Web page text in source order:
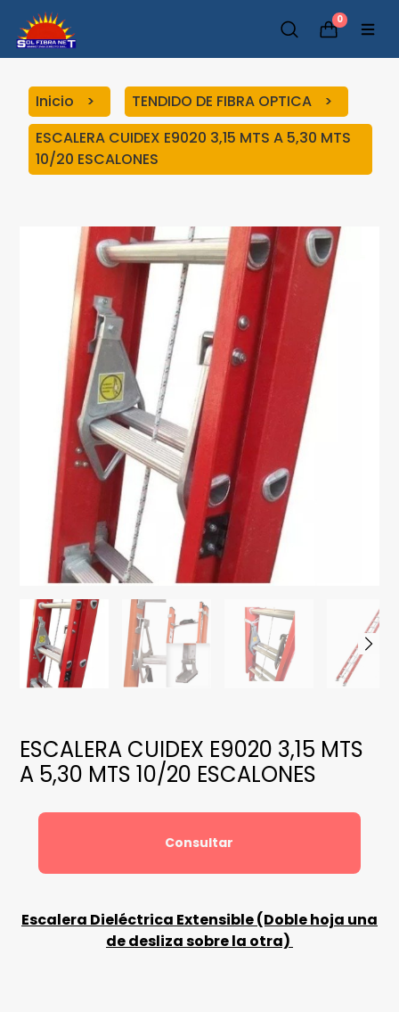
0
Inicio
TENDIDO DE FIBRA OPTICA
ESCALERA CUIDEX E9020 3,15 MTS A 5,30 MTS
10/20 ESCALONES
ESCALERA CUIDEX E9020 3,15 MTS
A 5,30 MTS 10/20 ESCALONES
Consultar
Escalera Dieléctrica Extensible (Doble hoja una
de desliza sobre la otra)